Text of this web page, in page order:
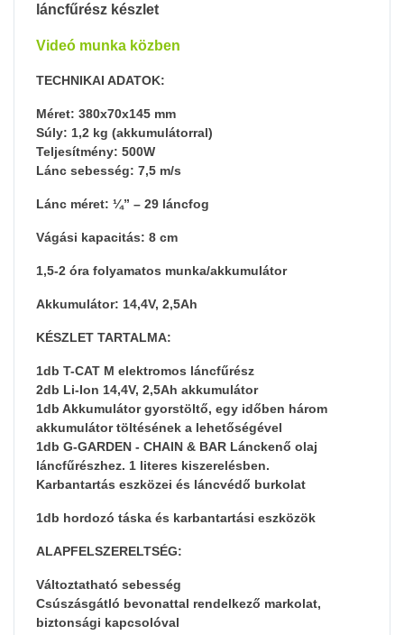
láncfűrész készlet
Videó munka közben
TECHNIKAI ADATOK:
Méret: 380x70x145 mm
Súly: 1,2 kg (akkumulátorral)
Teljesítmény: 500W
Lánc sebesség: 7,5 m/s
Lánc méret: ¼” – 29 láncfog
Vágási kapacitás: 8 cm
1,5-2 óra folyamatos munka/akkumulátor
Akkumulátor: 14,4V, 2,5Ah
KÉSZLET TARTALMA:
1db T-CAT M elektromos láncfűrész
2db Li-Ion 14,4V, 2,5Ah akkumulátor
1db Akkumulátor gyorstöltő, egy időben három
akkumulátor töltésének a lehetőségével
1db G-GARDEN - CHAIN & BAR Lánckenő olaj
láncfűrészhez. 1 literes kiszerelésben.
Karbantartás eszközei és láncvédő burkolat
1db hordozó táska és karbantartási eszközök
ALAPFELSZERELTSÉG:
Változtatható sebesség
Csúszásgátló bevonattal rendelkező markolat,
biztonsági kapcsolóval